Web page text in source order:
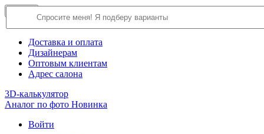
О компании
Доставка и оплата
Дизайнерам
Оптовым клиентам
Адрес салона
3D-калькулятор
Аналог по фото Новинка
Войти